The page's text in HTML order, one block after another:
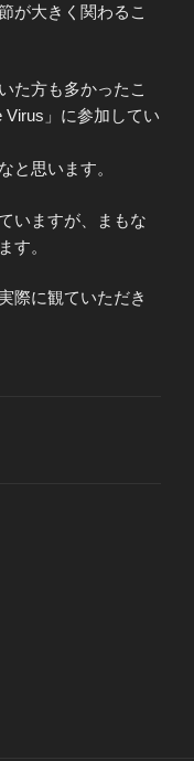
が大きく関わるこ
た方も多かったこ
Virus」に参加してい
と思います。
いますが、まもな
す。
際に観ていただき